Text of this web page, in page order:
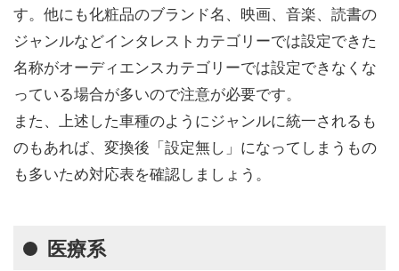
す。他にも化粧品のブランド名、映画、音楽、読書の
ジャンルなどインタレストカテゴリーでは設定できた
名称がオーディエンスカテゴリーでは設定できなくな
っている場合が多いので注意が必要です。
また、上述した車種のようにジャンルに統一されるも
のもあれば、変換後「設定無し」になってしまうもの
も多いため対応表を確認しましょう。
医療系